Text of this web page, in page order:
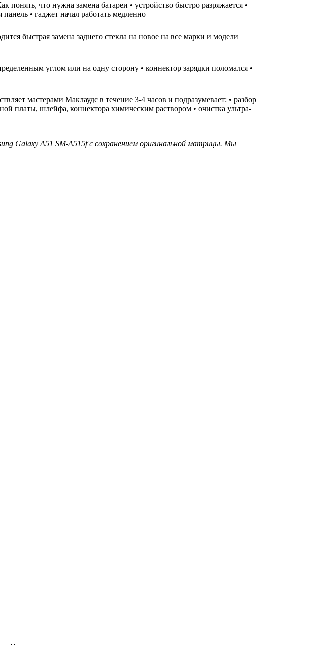
что нужна замена батареи • устройство быстро разряжается •
панель • гаджет начал работать медленно
быстрая замена заднего стекла на новое на все марки и модели
углом или на одну сторону • коннектор зарядки поломался •
мастерами Маклаудс в течение 3-4 часов и подразумевает: • разбор
платы, шлейфа, коннектора химическим раствором • очистка ультра-
Galaxy A51 SM-A515f с сохранением оригинальной матрицы. Мы